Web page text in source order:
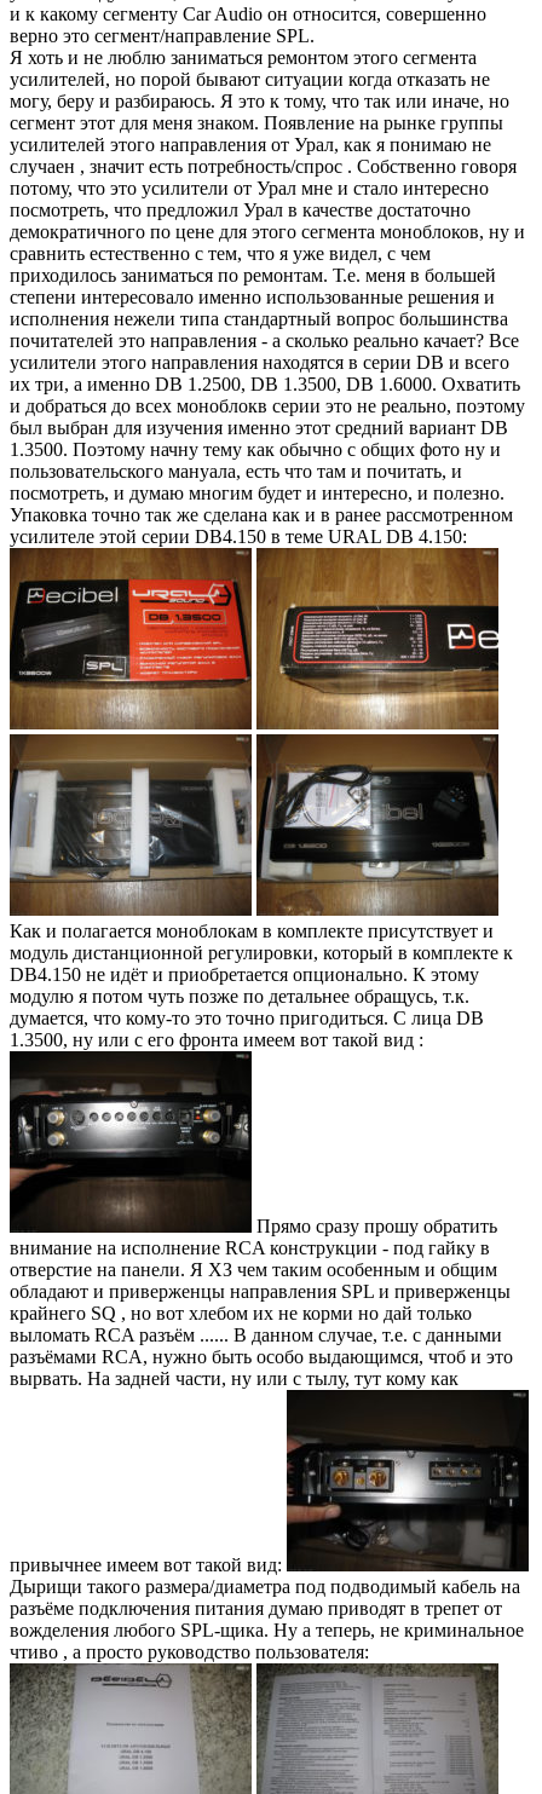
и к какому сегменту Car Audio он относится, совершенно
верно это сегмент/направление SPL.
Я хоть и не люблю заниматься ремонтом этого сегмента
усилителей, но порой бывают ситуации когда отказать не
могу, беру и разбираюсь. Я это к тому, что так или иначе, но
сегмент этот для меня знаком. Появление на рынке группы
усилителей этого направления от Урал, как я понимаю не
случаен , значит есть потребность/спрос . Собственно говоря
потому, что это усилители от Урал мне и стало интересно
посмотреть, что предложил Урал в качестве достаточно
демократичного по цене для этого сегмента моноблоков, ну и
сравнить естественно с тем, что я уже видел, с чем
приходилось заниматься по ремонтам. Т.е. меня в большей
степени интересовало именно использованные решения и
исполнения нежели типа стандартный вопрос большинства
почитателей это направления - а сколько реально качает? Все
усилители этого направления находятся в серии DB и всего
их три, а именно DB 1.2500, DB 1.3500, DB 1.6000. Охватить
и добраться до всех моноблокв серии это не реально, поэтому
был выбран для изучения именно этот средний вариант DB
1.3500. Поэтому начну тему как обычно с общих фото ну и
пользовательского мануала, есть что там и почитать, и
посмотреть, и думаю многим будет и интересно, и полезно.
Упаковка точно так же сделана как и в ранее рассмотренном
усилителе этой серии DB4.150 в теме URAL DB 4.150:
Как и полагается моноблокам в комплекте присутствует и
модуль дистанционной регулировки, который в комплекте к
DB4.150 не идёт и приобретается опционально. К этому
модулю я потом чуть позже по детальнее обращусь, т.к.
думается, что кому-то это точно пригодиться. С лица DB
1.3500, ну или с его фронта имеем вот такой вид :
Прямо сразу прошу обратить
внимание на исполнение RCA конструкции - под гайку в
отверстие на панели. Я ХЗ чем таким особенным и общим
обладают и приверженцы направления SPL и приверженцы
крайнего SQ , но вот хлебом их не корми но дай только
выломать RCA разъём ...... В данном случае, т.е. с данными
разъёмами RCA, нужно быть особо выдающимся, чтоб и это
вырвать. На задней части, ну или с тылу, тут кому как
привычнее имеем вот такой вид:
Дырищи такого размера/диаметра под подводимый кабель на
разъёме подключения питания думаю приводят в трепет от
вожделения любого SPL-щика. Ну а теперь, не криминальное
чтиво , а просто руководство пользователя: